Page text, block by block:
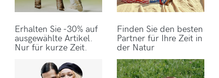
Erhalten Sie -30% auf
ausgewählte Artikel.
Nur für kurze Zeit.
Finden Sie den besten
Partner für Ihre Zeit in
der Natur